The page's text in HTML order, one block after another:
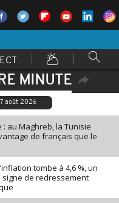
MINUTE
7 août 2026
: au Maghreb, la Tunisie
de français que le
tombe à 4,6 %, un
de redressement